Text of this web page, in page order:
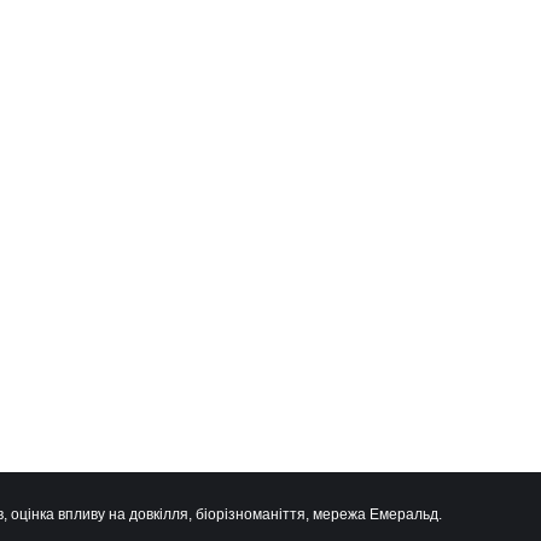
впливу на довкілля, біорізноманіття, мережа Емеральд.